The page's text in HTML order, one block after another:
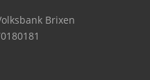
Brixen